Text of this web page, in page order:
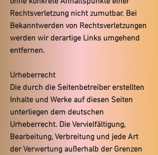
Rechtsverletzung nicht zumutbar. Bei
Bekanntwerden von Rechtsverletzungen
werden wir derartige Links umgehend
entfernen.
Urheberrecht
Die durch die Seitenbetreiber erstellten
Inhalte und Werke auf diesen Seiten
unterliegen dem deutschen
Urheberrecht. Die Vervielfältigung,
Bearbeitung, Verbreitung und jede Art
der Verwertung außerhalb der Grenzen